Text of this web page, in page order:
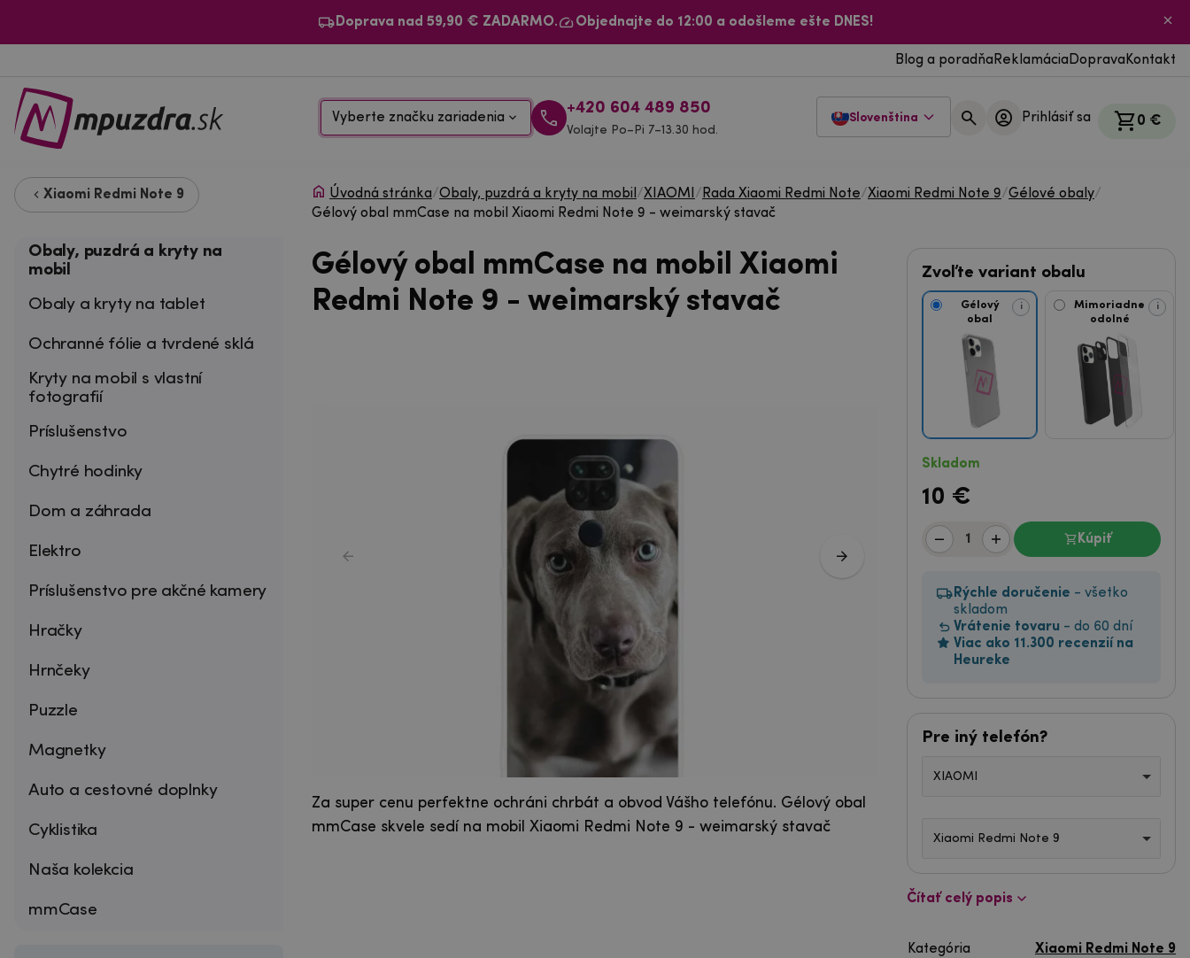
Doprava nad 59,90 € ZADARMO. Objednajte do 12:00 a odošleme ešte DNES!
Blog a poradňa Reklamácia Doprava Kontakt
Vyberte značku zariadenia
+420 604 489 850
Volajte Po–Pi 7–13.30 hod.
Slovenština Prihlásiť sa 0 €
Xiaomi Redmi Note 9
Obaly, puzdrá a kryty na
mobil
Obaly a kryty na tablet
Ochranné fólie a tvrdené sklá
Kryty na mobil s vlastní
fotografií
Príslušenstvo
Chytré hodinky
Dom a záhrada
Elektro
Príslušenstvo pre akčné kamery
Hračky
Hrnčeky
Puzzle
Magnetky
Auto a cestovné doplnky
Cyklistika
Naša kolekcia
mmCase
Úvodná stránka/Obaly, puzdrá a kryty na mobil /XIAOMI / Rada Xiaomi Redmi Note/Xiaomi Redmi Note 9/Gélové obaly/
Gélový obal mmCase na mobil Xiaomi Redmi Note 9 - weimarský stavač
Gélový obal mmCase na mobil Xiaomi
Redmi Note 9 - weimarský stavač
Za super cenu perfektne ochráni chrbát a obvod Vášho telefónu. Gélový obal
mmCase skvele sedí na mobil Xiaomi Redmi Note 9 - weimarský stavač
Zvoľte variant obalu
Gélový
obal
i
Mimoriadne
odolné
i
Skladom
10 €
Kúpiť
Rýchle doručenie - všetko
skladom
Vrátenie tovaru - do 60 dní
Viac ako 11.300 recenzií na
Heureke
Pre iný telefón?
XIAOMI
Xiaomi Redmi Note 9
Čítať celý popis
Kategória
Xiaomi Redmi Note 9